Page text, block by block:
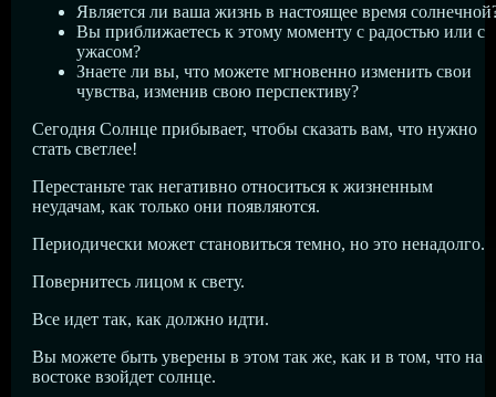
Является ли ваша жизнь в настоящее время
Вы приближаетесь к этому моменту с радостью или с
ужасом?
Знаете ли вы, что можете мгновенно изменить свои
чувства, изменив свою перспективу?
Сегодня Солнце прибывает, чтобы сказать вам, что нужно
стать светлее!
Перестаньте так негативно относиться к жизненным
неудачам, как только они появляются.
Периодически может становиться темно, но это ненадолго.
Повернитесь лицом к свету.
Все идет так, как должно идти.
Вы можете быть уверены в этом так же, как и в том, что на
востоке взойдет солнце.